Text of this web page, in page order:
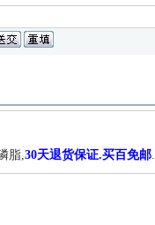
脂,30天退货保证.买百免邮.